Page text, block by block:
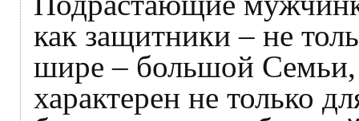
как защитники – не
шире – большой Семьи,
характерен не только